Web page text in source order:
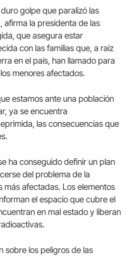
golpe que paralizó las
afirma la presidenta de las
que asegura estar
con las familias que, a raíz
en el país, han llamado para
menores afectados.
estamos ante una población
ya se encuentra
las consecuencias que
ha conseguido definir un plan
del problema de la
más afectadas. Los elementos
el espacio que cubre el
en mal estado y liberan
sobre los peligros de las